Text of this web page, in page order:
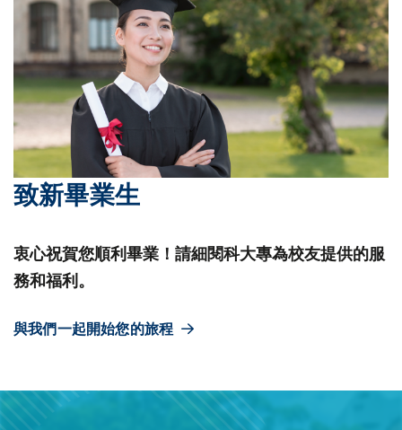
致新畢業生
衷心祝賀您順利畢業！請細閱科大專為校友提供的服
務和福利。
與我們一起開始您的旅程